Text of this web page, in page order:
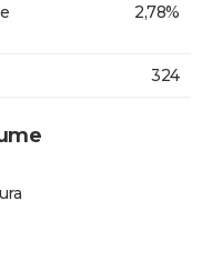
2,78%
324